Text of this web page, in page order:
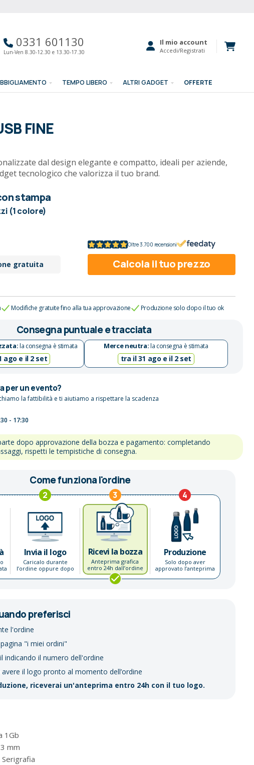
0331 601130
Lun-Ven 8.30-12.30 e 13.30-17.30
Il mio account
Accedi/Registrati
TEMPO LIBERO ALTRI GADGET OFFERTE
FINE
dal design elegante e compatto, ideali per aziende,
tecnologico che valorizza il tuo brand.
stampa
(1 colore)
gratuita
Oltre 3.700 recensioni
Calcola il tuo prezzo
Modifiche gratuite fino alla tua approvazione Produzione solo dopo il tuo ok
Consegna puntuale e tracciata
la consegna è stimata
ago e il 2 set
Merce neutra:la consegna è stimata
tra il 31 ago e il 2 set
per un evento?
la fattibilità e ti aiutiamo a rispettare la scadenza
- 17:30
dopo approvazione della bozza e pagamento: completando
rispetti le tempistiche di consegna.
Come funziona l'ordine
2
Invia il logo
Caricalo durante
l’ordine oppure dopo
3
Ricevi la bozza
Anteprima grafica
entro 24h dall’ordine
4
Produzione
Solo dopo aver
approvato l’anteprima
preferisci
l'ordine
"i miei ordini"
indicando il numero dell'ordine
il logo pronto al momento dell’ordine
riceverai un'anteprima entro 24h con il tuo logo.
1Gb
mm
Serigrafia